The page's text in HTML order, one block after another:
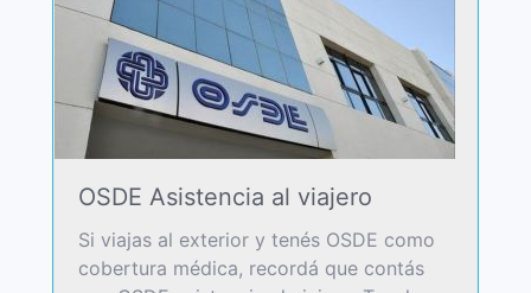
OSDE Asistencia al viajero
Si viajas al exterior y tenés OSDE como
cobertura médica, recordá que contás